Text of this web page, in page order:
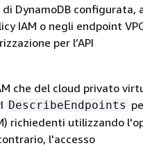
DynamoDB configurata,
IAM o negli endpoint
per l’API
che del cloud privato
DescribeEndpoints
richiedenti utilizzando
l'accesso